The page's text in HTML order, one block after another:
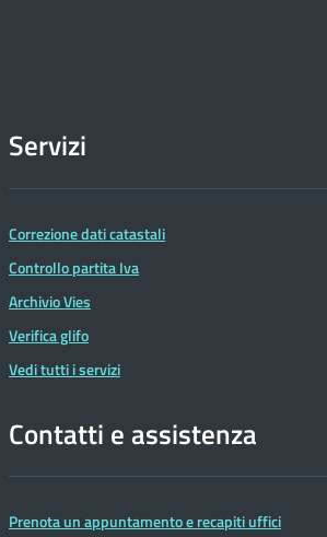
Servizi
Correzione dati catastali
Controllo partita Iva
Archivio Vies
Verifica glifo
Vedi tutti i servizi
Contatti e assistenza
Prenota un appuntamento e recapiti uffici